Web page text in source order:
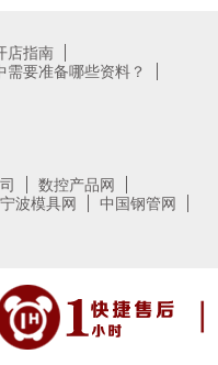
店指南
需要准备哪些资料？
数控产品网
宁波模具网 中国钢管网